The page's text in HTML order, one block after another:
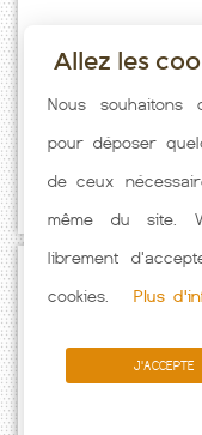
Taux emprunt
Immobilier pratiqués
hors assurance.
caractéristiques de
Allez les
Nous souhaitons
pour déposer
de ceux
même du site.
librement
cookies.
Plus
J'ACCEPTE